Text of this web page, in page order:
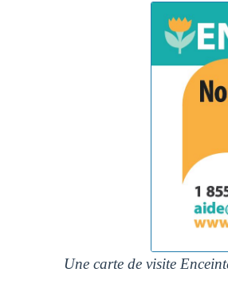
Une carte de visite